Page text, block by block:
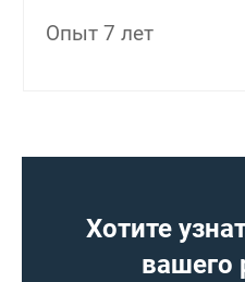
Опыт 7 лет
Хотите
вашего